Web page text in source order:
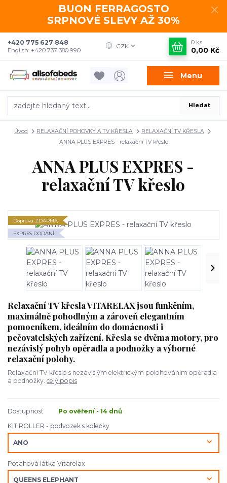
BUON FERRAGOSTO
SRPNOVÉ SLEVY AŽ 30%
Menu
CZK
Hledat
+420 775 627 848
English: +420 737 380 990
0 ks
0,00 Kč
Úvod RELAXAČNÍ POHOVKY A TV KŘESLA
RELAXAČNÍ TV KŘESLA
ANNA PLUS EXPRES - relaxační TV křeslo
ANNA PLUS EXPRES -
relaxační TV křeslo
Doprava ZDARMA
EXPRES DODÁNÍ
Relaxační TV křesla VITARELAX jsou funkčním,
maximálně pohodlným a zároveň elegantním
pomocníkem, ideálním do domácnosti i
pečovatelských zařízení. Křesla se dvěma motory, pro
nezávislý pohyb opěradla a podnožky a výborné
relaxační polohy.
Relaxační TV křeslo s nezávislým elektrickým polohováním opěradla
a podnožky. celý popis
Dostupnost
Po ověření - 14 dnů
KIT ROLLER - podvozek s kolečky
Potahová látka Vitarelax